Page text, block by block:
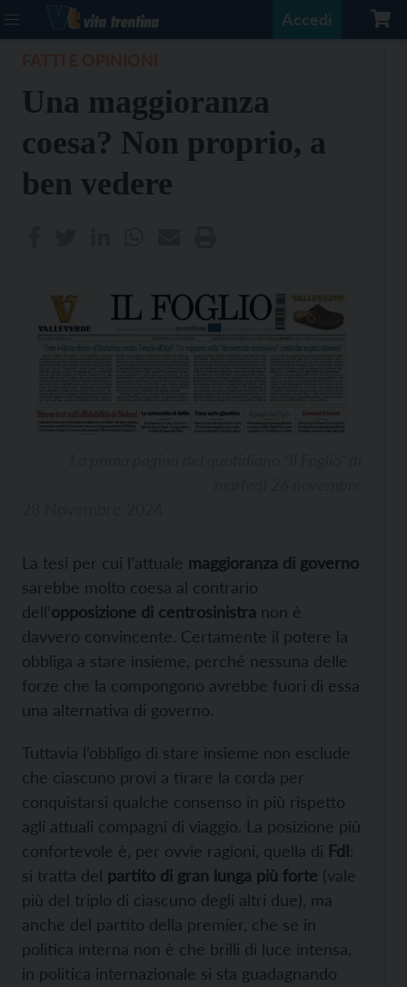
Accedi
Una maggioranza
coesa? Non proprio, a
ben vedere
La tesi per cui l’attuale maggioranza di governo
sarebbe molto coesa al contrario
dell’opposizione di centrosinistra non è
davvero convincente. Certamente il potere la
obbliga a stare insieme, perché nessuna delle
forze che la compongono avrebbe fuori di essa
una alternativa di governo.
Tuttavia l’obbligo di stare insieme non esclude
che ciascuno provi a tirare la corda per
conquistarsi qualche consenso in più rispetto
agli attuali compagni di viaggio. La posizione più
confortevole è, per ovvie ragioni, quella di FdI:
si tratta del partito di gran lunga più forte (vale
più del triplo di ciascuno degli altri due), ma
anche del partito della premier, che se in
politica interna non è che brilli di luce intensa,
in politica internazionale si sta guadagnando